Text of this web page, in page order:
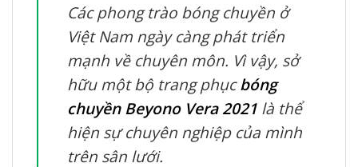
Các phong trào bóng chuyền ở
Việt Nam ngày càng phát triển
mạnh về chuyên môn. Vì vậy, sở
hữu một bộ trang phụcbóng
chuyền Beyono Vera 2021 là thể
hiện sự chuyên nghiệp của mình
trên sân lưới.